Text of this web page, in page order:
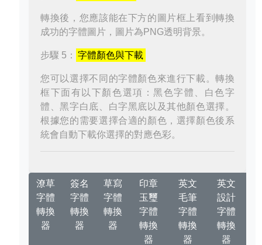
轉換後，您應該能在下方的圖片框上看到轉換
成功的字體圖片，圖片為PNG透明背景。
步驟 5： 字體顏色與下載
您可以選擇不同的字體顏色來進行下載。轉換
框下面有以下顏色選項：黑色字體、白色字
體、黑字白底、白字黑底以及其他顏色選擇。
根據您的需要選擇合適的顏色，選擇顏色後系
統會自動下載你選擇的對應色彩。
潦草
字體
轉換
器
簽名
字體
轉換
器
草寫
字體
轉換
器
印章
玉璽
字體
轉換
器
英文
毛筆
字體
轉換
器
英文
設計
字體
轉換
器